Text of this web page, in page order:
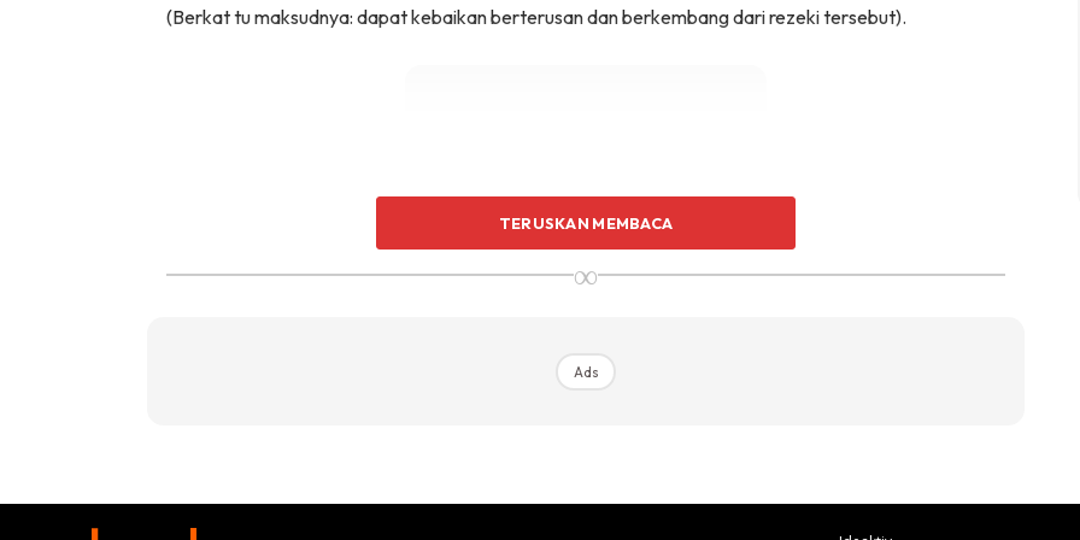
(Berkat tu maksudnya: dapat kebaikan berterusan dan berkembang dari rezeki tersebut).
Ads
TERUSKAN MEMBACA
∞
Ads